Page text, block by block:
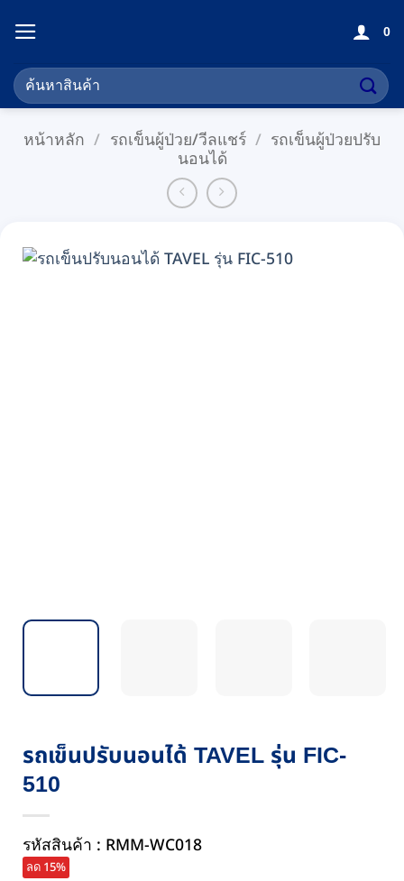
ไป
เนื้อหา
0
ค้นหา:
หน้าหลัก / รถเข็นผู้ป่วย/วีลแชร์ / รถเข็นผู้ป่วยปรับ
นอนได้
รถเข็นปรับนอนได้ TAVEL รุ่น FIC-
510
รหัสสินค้า : RMM-WC018
ลด 15%